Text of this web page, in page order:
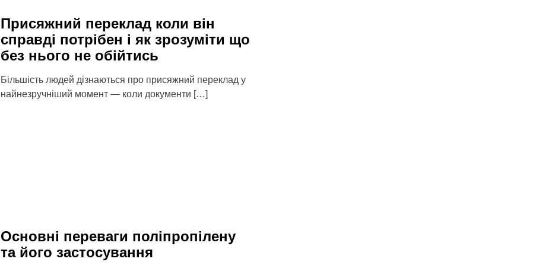
Присяжний переклад коли він
справді потрібен і як зрозуміти що
без нього не обійтись
Більшість людей дізнаються про присяжний переклад у
найнезручніший момент — коли документи […]
Основні переваги поліпропілену
та його застосування